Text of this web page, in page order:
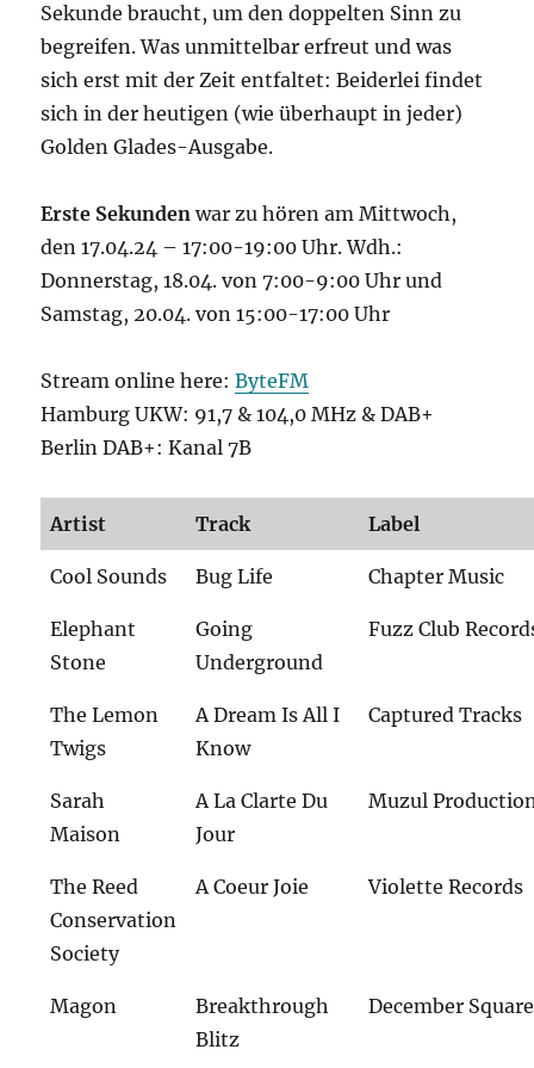
Sekunde braucht, um den doppelten Sinn zu
begreifen. Was unmittelbar erfreut und was
sich erst mit der Zeit entfaltet: Beiderlei findet
sich in der heutigen (wie überhaupt in jeder)
Golden Glades-Ausgabe.
Erste Sekundenwar zu hören am Mittwoch,
den 17.04.24 – 17:00-19:00 Uhr. Wdh.:
Donnerstag, 18.04. von 7:00-9:00 Uhr und
Samstag, 20.04. von 15:00-17:00 Uhr
Stream online here:ByteFM
Hamburg UKW: 91,7 & 104,0 MHz & DAB+
Berlin DAB+: Kanal 7B
Artist Track Label
Cool Sounds Bug Life Chapter Music
Elephant
Stone
Going
Underground
Fuzz Club
The Lemon
Twigs
A Dream Is All I
Know
Captured Tracks
Sarah
Maison
A La Clarte Du
Jour
Muzul
The Reed
Conservation
Society
A Coeur Joie Violette Records
Magon
Breakthrough
Blitz
December Square